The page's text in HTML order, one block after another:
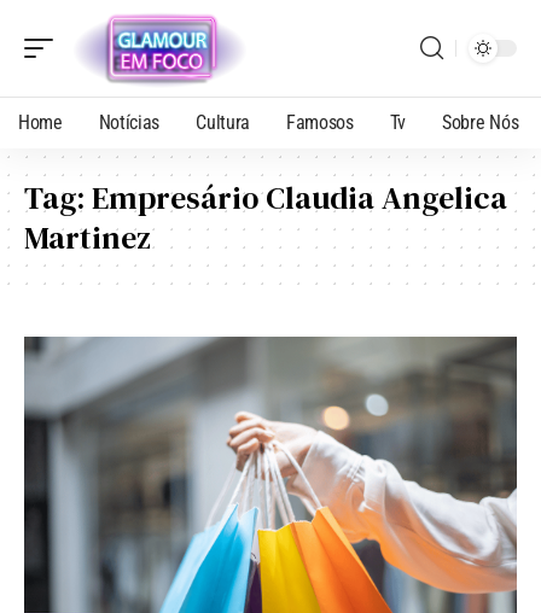
Home Notícias Cultura Famosos Tv Sobre Nós
Tag:Empresário Claudia Angelica
Martinez